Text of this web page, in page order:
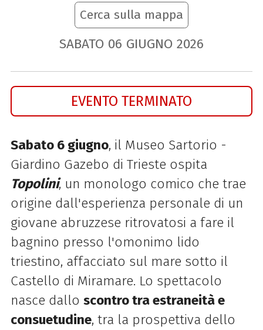
Cerca sulla mappa
SABATO 06 GIUGNO 2026
EVENTO TERMINATO
Sabato 6 giugno, il Museo Sartorio -
Giardino Gazebo di Trieste ospita
Topolini, un monologo comico che trae
origine dall'esperienza personale di un
giovane abruzzese ritrovatosi a fare il
bagnino presso l'omonimo lido
triestino, affacciato sul mare sotto il
Castello di Miramare. Lo spettacolo
nasce dallo scontro tra estraneità e
consuetudine, tra la prospettiva dello